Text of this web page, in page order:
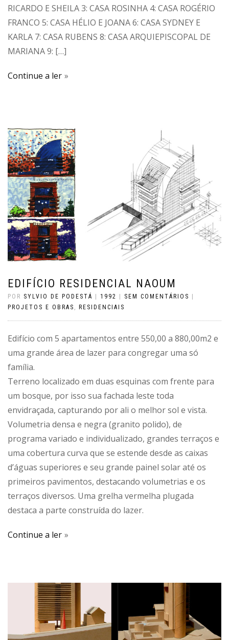
RICARDO E SHEILA 3: CASA ROSINHA 4: CASA ROGÉRIO
FRANCO 5: CASA HÉLIO E JOANA 6: CASA SYDNEY E
KARLA 7: CASA RUBENS 8: CASA ARQUIEPISCOPAL DE
MARIANA 9: […]
Continue a ler
EDIFÍCIO RESIDENCIAL NAOUM
POR SYLVIO DE PODESTÁ 1992 SEM COMENTÁRIOS
PROJETOS E OBRAS , RESIDENCIAIS
Edifício com 5 apartamentos entre 550,00 a 880,00m2 e
uma grande área de lazer para congregar uma só
família.
Terreno localizado em duas esquinas com frente para
um bosque, por isso sua fachada leste toda
envidraçada, capturando por ali o melhor sol e vista.
Volumetria densa e negra (granito polido), de
programa variado e individualizado, grandes terraços e
uma cobertura curva que se estende desde as caixas
d’águas superiores e seu grande painel solar até os
primeiros pavimentos, destacando volumetrias e os
terraços diversos. Uma grelha vermelha plugada
destaca a parte construída do lazer.
Continue a ler